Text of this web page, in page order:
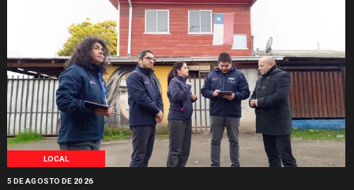
LOCAL
5 DE AGOSTO DE 2026